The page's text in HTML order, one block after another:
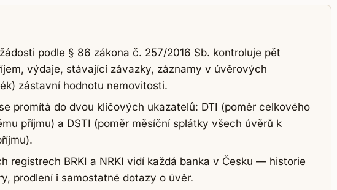
podle § 86 zákona č. 257/2016 Sb. kontroluje pět
výdaje, stávající závazky, záznamy v úvěrových
zástavní hodnotu nemovitosti.
promítá do dvou klíčových ukazatelů: DTI (poměr celkového
příjmu) a DSTI (poměr měsíční splátky všech úvěrů k
registrech BRKI a NRKI vidí každá banka v Česku — historie
prodlení i samostatné dotazy o úvěr.